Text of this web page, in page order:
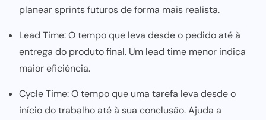
planear sprints futuros de forma mais realista.
Lead Time: O tempo que leva desde o pedido até à
entrega do produto final. Um lead time menor indica
maior eficiência.
Cycle Time: O tempo que uma tarefa leva desde o
início do trabalho até à sua conclusão. Ajuda a